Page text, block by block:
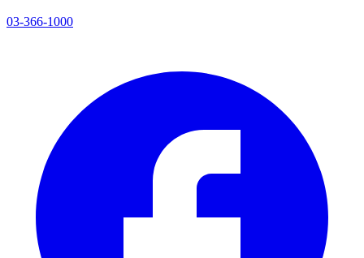
03-366-1000